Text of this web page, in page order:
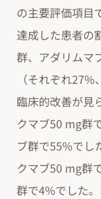
の主要評価項目
達成した患者の
群、アダリムマ
（それぞれ
臨床的改善が見
クマブ50 mg群
ブ群で55%でし
クマブ50 mg群
群で4%でした